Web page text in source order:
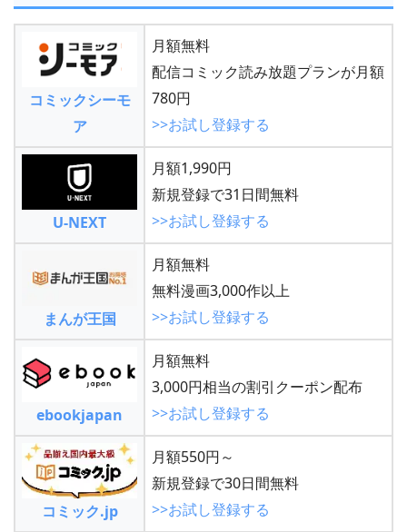
コミックシーモ
ア
月額無料
配信コミック読み放題プランが月額
780円
>>お試し登録する
U-NEXT
月額1,990円
新規登録で31日間無料
>>お試し登録する
まんが王国
月額無料
無料漫画3,000作以上
>>お試し登録する
ebookjapan
月額無料
3,000円相当の割引クーポン配布
>>お試し登録する
コミック.jp
月額550円～
新規登録で30日間無料
>>お試し登録する